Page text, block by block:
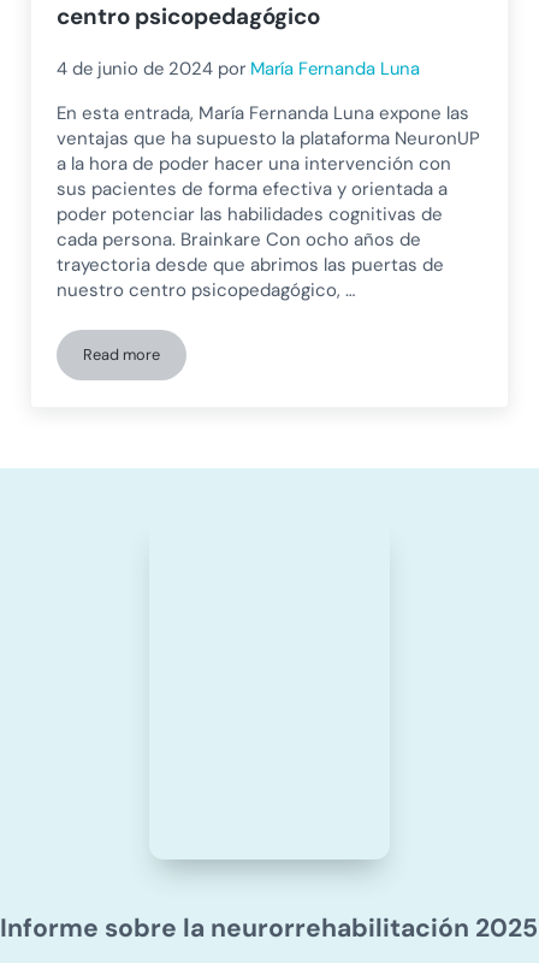
centro psicopedagógico
4 de junio de 2024 por María Fernanda Luna
En esta entrada, María Fernanda Luna expone las
ventajas que ha supuesto la plataforma NeuronUP
a la hora de poder hacer una intervención con
sus pacientes de forma efectiva y orientada a
poder potenciar las habilidades cognitivas de
cada persona. Brainkare Con ocho años de
trayectoria desde que abrimos las puertas de
nuestro centro psicopedagógico, …
Read moreOptimizando la estimulación cognitiva: El papel de
Informe sobre la neurorrehabilitación 2025